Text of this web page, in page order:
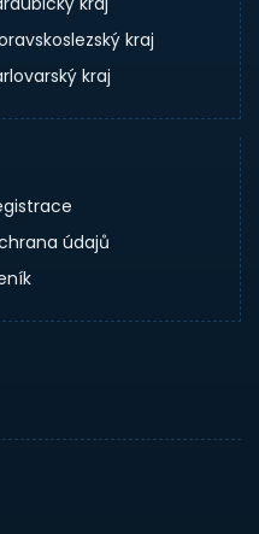
kraj
kraj
údajů